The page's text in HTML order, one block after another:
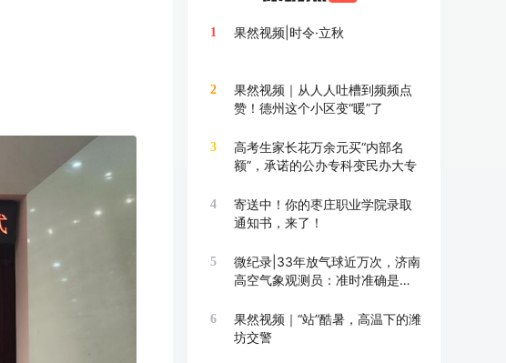
1 果然视频|时令·立秋
2
果然视频｜从人人吐槽到频频点
赞！德州这个小区变“暖”了
3
高考生家长花万余元买“内部名
额”，承诺的公办专科变民办大专
4
寄送中！你的枣庄职业学院录取
通知书，来了！
5
微纪录|33年放气球近万次，济南
高空气象观测员：准时准确是底
6
果然视频｜“站”酷暑，高温下的潍
坊交警